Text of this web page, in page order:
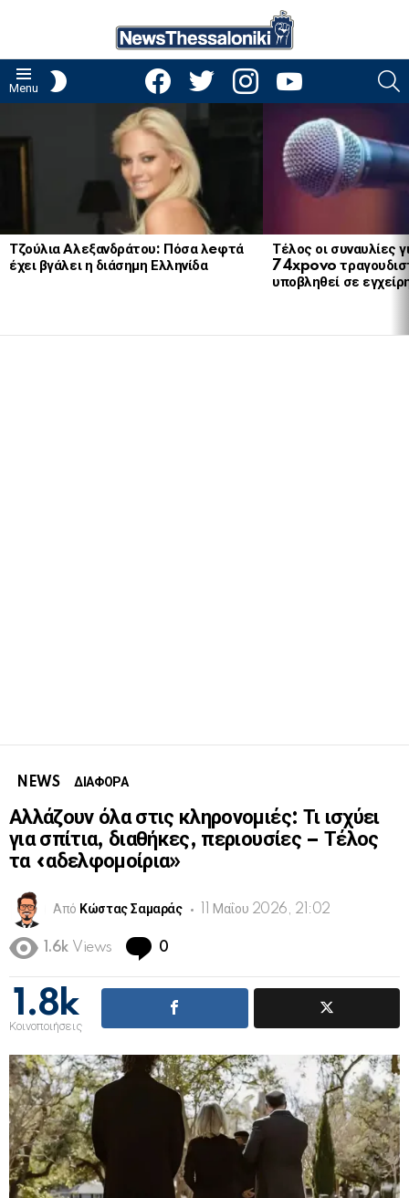
Menu
facebooktwitter instagramyoutube
Τζούλια Αλεξανδράτου: Πόσα λeφτά
έχει βγάλει η διάσημη Ελληνίδα
Τέλος οι συναυλίες
74xpovo
υποβληθεί σε
NEWS ΔΙΑΦΟΡΑ
Αλλάζουν όλα στις κληρονομιές: Τι ισχύει
για σπίτια, διαθήκες, περιουσίες – Τέλος
τα «αδελφομοίρια»
Από Κώστας Σαμαράς 11 Μαΐου 2026, 21:02
1.6k Views 0
1.8k
Κοινοποιήσεις